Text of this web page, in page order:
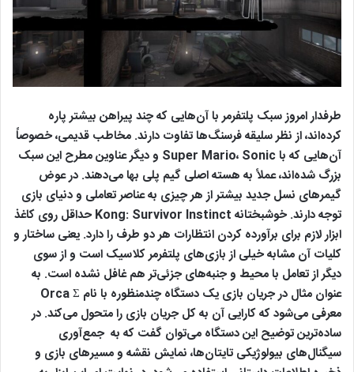
طرفدار امروز سبک پلتفرمر با آن‌هایی که چند پیراهن بیشتر پاره
کرده‌اند، از نظر سلیقه فرسنگ‌ها تفاوت دارند. مخاطب قدیمی، خصوصاً
آن‌هایی که با Super Mario، Sonic و دیگر عناوین مطرح این سبک
بزرگ شده‌اند، عملاً به هسته اصلی گیم پلی بها می‌دهند. در عوض
گیمرهای نسل جدید بیشتر از هر چیزی به عناصر تعاملی و دنیای بازی
توجه دارند. خوشبختانه Kong: Survivor Instinct حداقل روی کاغذ
ابزار لازم برای برآورده کردن انتظارات هر دو طرف را دارد. یعنی ساختار و
کلیات آن مشابه خیلی از بازی‌های پلتفرمر کلاسیک است و از سوی
دیگر از تعامل با محیط و جنبه‌های جزئی‌تر هم غافل نشده است. به
عنوان مثال در جریان بازی یک دستگاه چندمنظوره با نام ‌Orca Σ
معرفی می‌شود که کارایی آن به کل جریان بازی را متحول می‌کند. در
ساده‌ترین توضیح این دستگاه می‌توان گفت که به جمع‌آوری
سیگنال‌های بیولوژیکی تایتان‌ها، نمایش نقشه و مسیرهای بازی و